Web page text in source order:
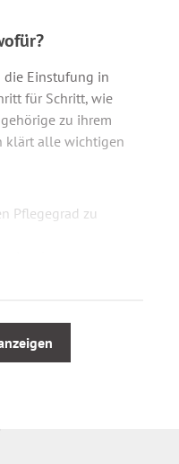
die Einstufung in
für Schritt, wie
zu ihrem
klärt alle wichtigen
Pflegegrad zu
Sie rechnen?